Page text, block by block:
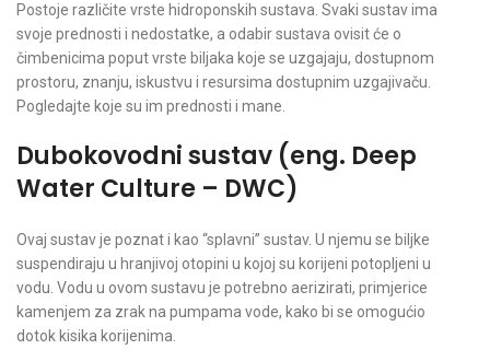
Postoje različite vrste hidroponskih sustava. Svaki sustav ima
svoje prednosti i nedostatke, a odabir sustava ovisit će o
čimbenicima poput vrste biljaka koje se uzgajaju, dostupnom
prostoru, znanju, iskustvu i resursima dostupnim uzgajivaču.
Pogledajte koje su im prednosti i mane.
Dubokovodni sustav (eng. Deep
Water Culture – DWC)
Ovaj sustav je poznat i kao “splavni” sustav. U njemu se biljke
suspendiraju u hranjivoj otopini u kojoj su korijeni potopljeni u
vodu. Vodu u ovom sustavu je potrebno aerizirati, primjerice
kamenjem za zrak na pumpama vode, kako bi se omogućio
dotok kisika korijenima.